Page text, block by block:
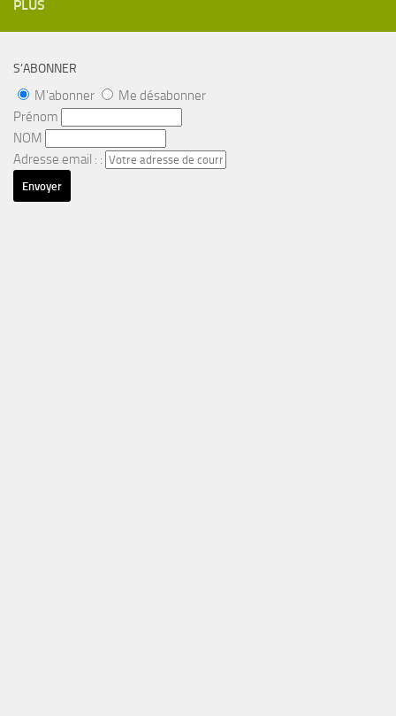
PLUS
S’ABONNER
M'abonner
Me désabonner
Prénom
NOM
Adresse email : :